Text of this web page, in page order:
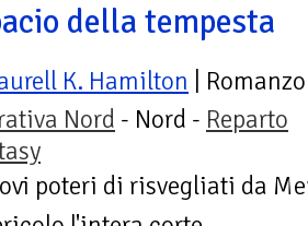
della tempesta
K. Hamilton | Romanzo
Nord - Nord - Reparto
poteri di risvegliati da